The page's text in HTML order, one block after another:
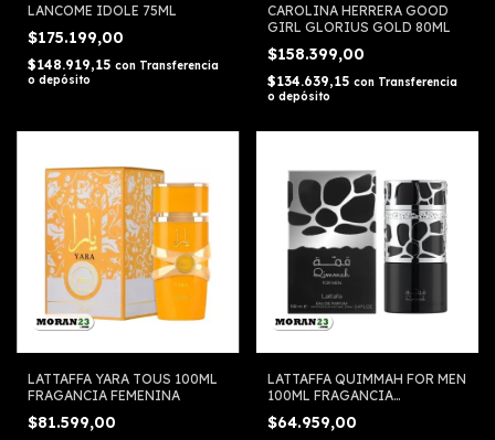
LANCOME IDOLE 75ML
$175.199,00
$148.919,15 con Transferencia
o depósito
CAROLINA HERRERA GOOD
GIRL GLORIUS GOLD 80ML
$158.399,00
$134.639,15 con Transferencia
o depósito
LATTAFFA YARA TOUS 100ML
FRAGANCIA FEMENINA
$81.599,00
LATTAFFA QUIMMAH FOR MEN
100ML FRAGANCIA
MASCULINA
$64.959,00